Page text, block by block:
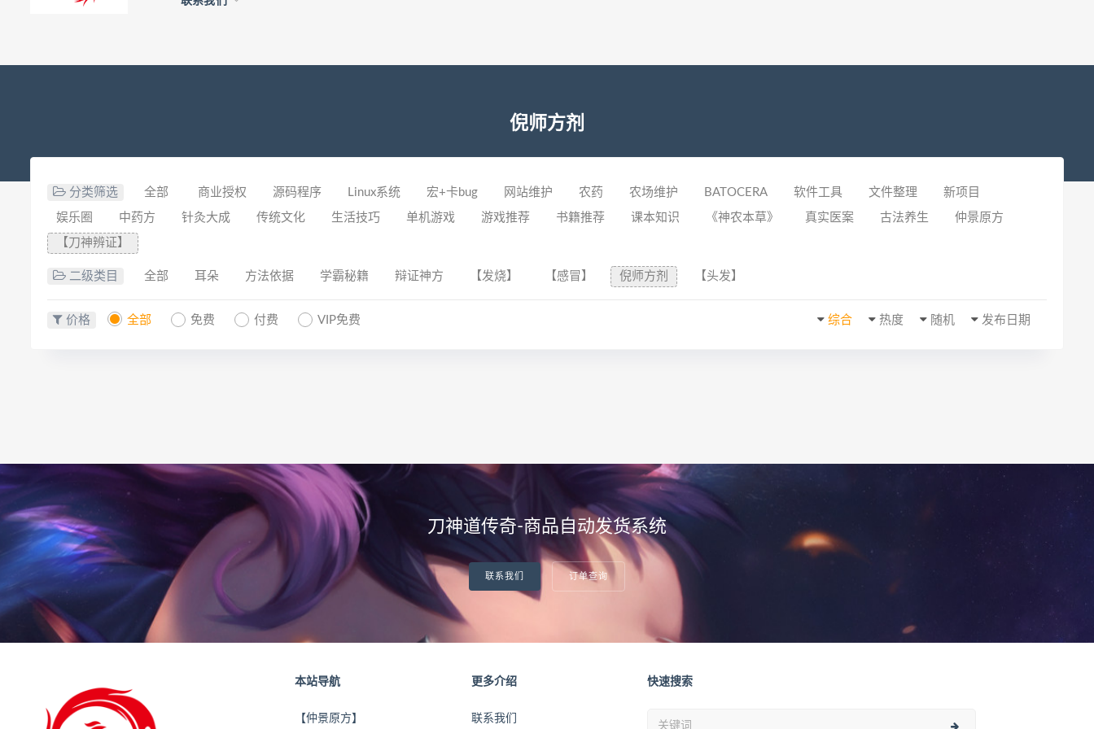
倪师方剂
分类筛选 全部 商业授权 源码程序 Linux系统 宏+卡bug 网站维护 农药 农场维护 BATOCERA 软件工具 文件整理 新项目
娱乐圈 中药方 针灸大成 传统文化 生活技巧 单机游戏 游戏推荐 书籍推荐 课本知识 《神农本草》 真实医案 古法养生 仲景原方
【刀神辨证】
二级类目 全部 耳朵 方法依据 学霸秘籍 辩证神方 【发烧】 【感冒】 倪师方剂 【头发】
价格 全部 免费 付费 VIP免费 发布日期
随机
热度
综合
刀神道传奇-商品自动发货系统
联系我们 订单查询
本站导航
【仲景原方】
更多介绍
联系我们
快速搜索